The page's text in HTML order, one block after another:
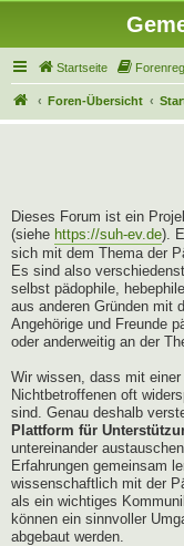
Startseite
Foren-Übersicht
Dieses Forum ist ein
(siehe https://suh-ev.de).
sich mit dem Thema der
Es sind also
selbst pädophile,
aus anderen Gründen mit
Angehörige und Freunde
oder anderweitig an der
Wir wissen, dass mit
Nichtbetroffenen oft
sind. Genau deshalb
Plattform für
untereinander
Erfahrungen gemeinsam
wissenschaftlich mit der
als ein wichtiges
können ein sinnvoller
abgebaut werden.